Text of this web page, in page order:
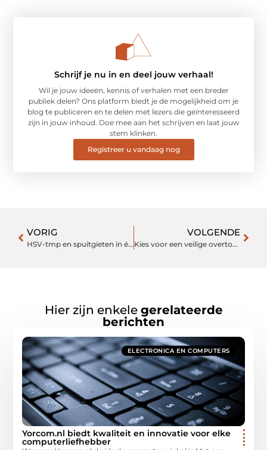
Schrijf je nu in en deel jouw verhaal!
Wil je jouw ideeën, kennis of verhalen met een breder
publiek delen? Ons platform biedt je de mogelijkheid om je
blog te publiceren en te delen met lezers die geïnteresseerd
zijn in jouw inhoud. Doe mee aan het schrijven en laat jouw
stem klinken.
Registreer u vandaag nog
VORIG
HSV-tmp en spuitgieten in één adem genoemd
VOLGENDE
Kies voor een veilige overtocht via Hirtshals Kristiansand
Hier zijn enkele gerelateerde
berichten
ELECTRONICA EN COMPUTERS
Yorcom.nl biedt kwaliteit en innovatie voor elke
computerliefhebber